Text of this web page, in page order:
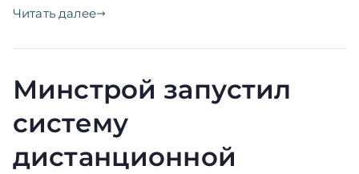
Читать далее
Минстрой запустил
систему
дистанционной